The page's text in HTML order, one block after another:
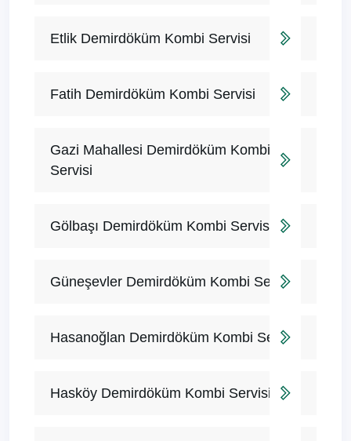
Etlik Demirdöküm Kombi Servisi
Fatih Demirdöküm Kombi Servisi
Gazi Mahallesi Demirdöküm Kombi
Servisi
Gölbaşı Demirdöküm Kombi Servisi
Güneşevler Demirdöküm Kombi Servisi
Hasanoğlan Demirdöküm Kombi Servisi
Hasköy Demirdöküm Kombi Servisi